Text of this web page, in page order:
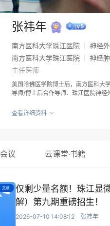
张祎年
南方医科大学珠江医院
神经
南方医科大学珠江医院
神经
主任医师
美国哈佛医学院博士后，南方医科大
导师/博士后合作导师、珠江医院神经
地神经外科医生100余名，主办短期
经外科专家张亚卓教授。 主要学会任
会常委、广东省老年保健协会神经外
会副会长、广东省医学教育协会神经
华神经医学杂志》、《中华创伤杂志
Neurosurgical Journal》等杂志的编
项科研课题，以第一作者/通讯作者
查看详细资料
会议 云课堂·书籍
文章
仅剩少量名额！珠江显
解）第九期重磅招生！
2026-07-10 14:08:12
张祎年